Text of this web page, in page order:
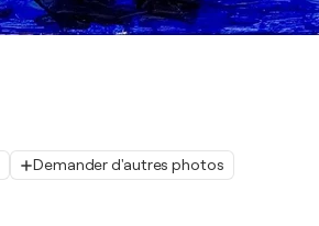
Demander d'autres photos